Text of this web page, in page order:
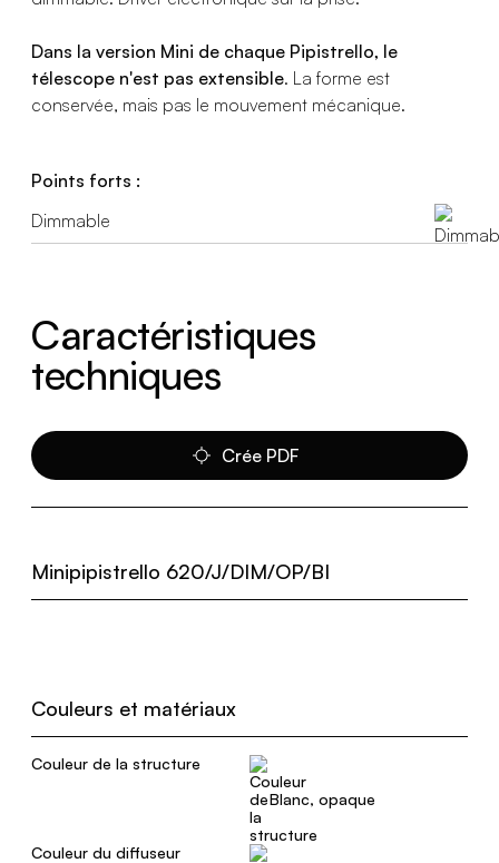
Dans la version Mini de chaque Pipistrello, le
télescope n'est pas extensible. La forme est
conservée, mais pas le mouvement mécanique.
Points forts :
Dimmable
Caractéristiques
techniques
Crée PDF
Minipipistrello 620/J/DIM/OP/BI
Couleurs et matériaux
Couleur de la structure
Blanc, opaque
Couleur du diffuseur